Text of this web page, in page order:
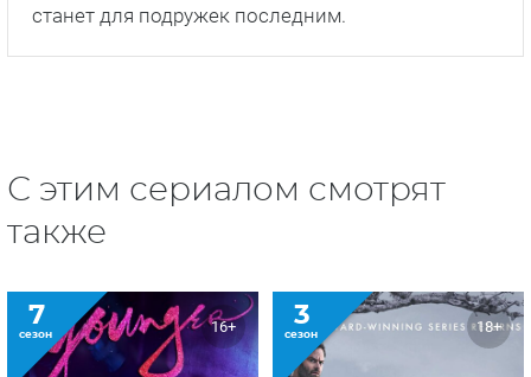
станет для подружек последним.